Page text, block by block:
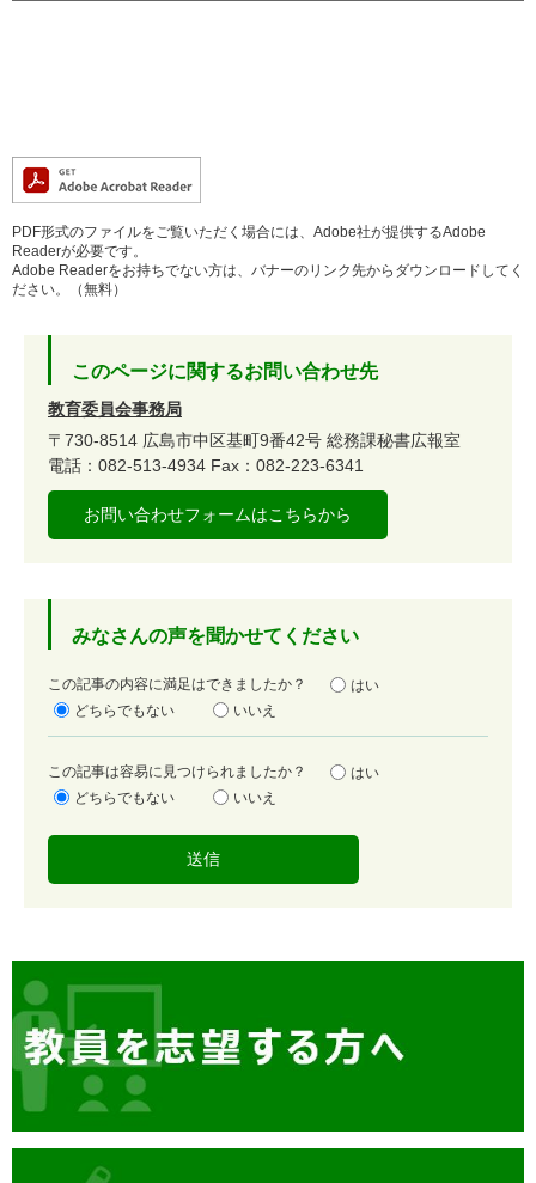
PDF形式のファイルをご覧いただく場合には、Adobe社が提供するAdobe
Readerが必要です。
Adobe Readerをお持ちでない方は、バナーのリンク先からダウンロードしてく
ださい。（無料）
このページに関するお問い合わせ先
教育委員会事務局
〒730-8514 広島市中区基町9番42号 総務課秘書広報室
電話：082-513-4934 Fax：082-223-6341
お問い合わせフォームはこちらから
みなさんの声を聞かせてください
満
足
この記事の内容に満足はできましたか？
はい
どちらでもない
いいえ
容
易
この記事は容易に見つけられましたか？
はい
どちらでもない
いいえ